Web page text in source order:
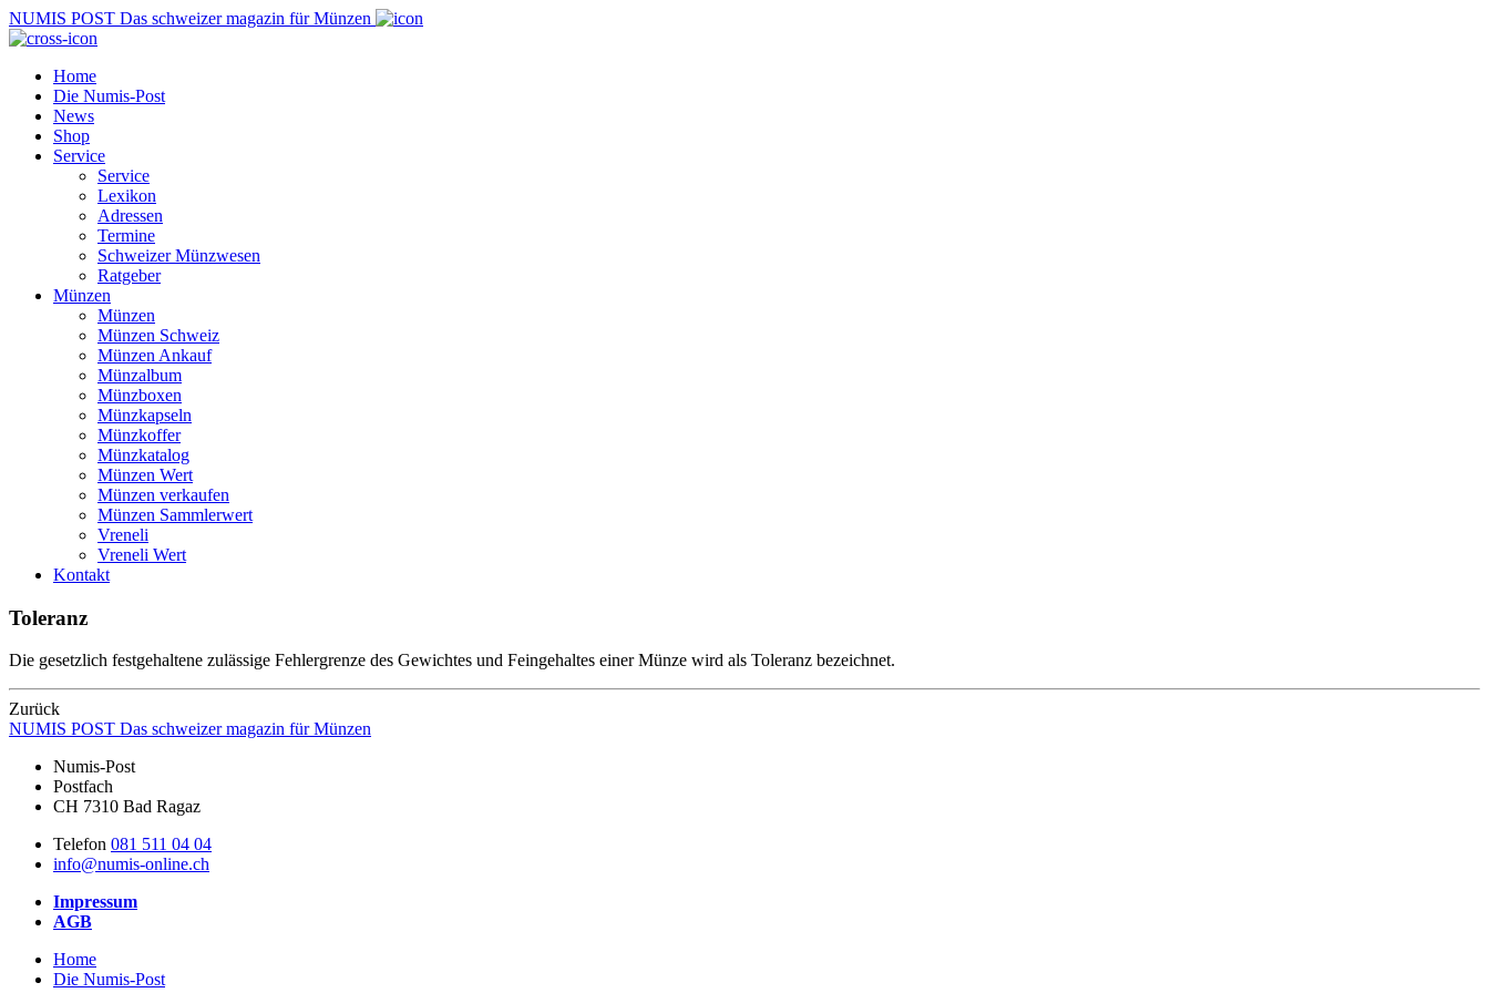
NUMIS POST Das schweizer magazin für Münzen
Home
Die Numis-Post
News
Shop
Service
Service
Lexikon
Adressen
Termine
Schweizer Münzwesen
Ratgeber
Münzen
Münzen
Münzen Schweiz
Münzen Ankauf
Münzalbum
Münzboxen
Münzkapseln
Münzkoffer
Münzkatalog
Münzen Wert
Münzen verkaufen
Münzen Sammlerwert
Vreneli
Vreneli Wert
Kontakt
Toleranz
Die gesetzlich festgehaltene zulässige Fehlergrenze des Gewichtes und Feingehaltes einer Münze wird als Toleranz bezeichnet.
Zurück
NUMIS POST Das schweizer magazin für Münzen
Numis-Post
Postfach
CH 7310 Bad Ragaz
Telefon 081 511 04 04
info@numis-online.ch
Impressum
AGB
Home
Die Numis-Post